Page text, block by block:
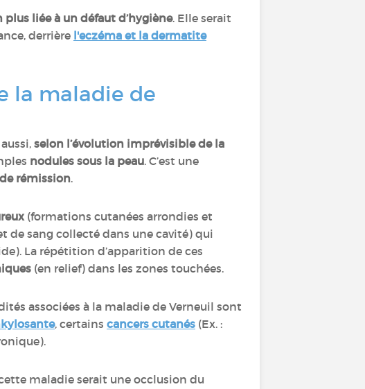
plus liée à un défaut d’hygiène. Elle serait
derrière l'eczéma et la dermatite
la maladie de
selon l’évolution imprévisible de la
nodules sous la peau. C’est une
rémission.
(formations cutanées arrondies et
de sang collecté dans une cavité) qui
La répétition d’apparition de ces
(en relief) dans les zones touchées.
associées à la maladie de Verneuil sont
, certains cancers cutanés (Ex. :
maladie serait une occlusion du